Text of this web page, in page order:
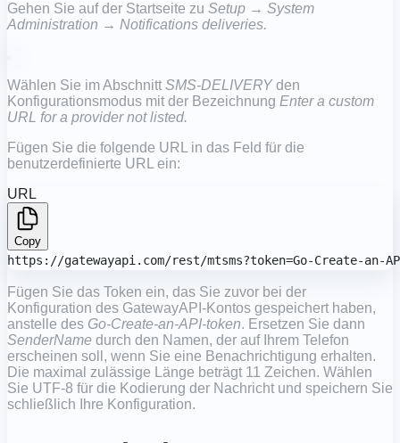
Gehen Sie auf der Startseite zu Setup → System
Administration → Notifications deliveries.
Wählen Sie im AbschnittSMS-DELIVERY den
Konfigurationsmodus mit der Bezeichnung Enter a custom
URL for a provider not listed.
Fügen Sie die folgende URL in das Feld für die
benutzerdefinierte URL ein:
URL
Copy
https://gatewayapi.com/rest/mtsms?token=Go-Create-an-API-
Fügen Sie das Token ein, das Sie zuvor bei der
Konfiguration des GatewayAPI-Kontos gespeichert haben,
anstelle des Go-Create-an-API-token. Ersetzen Sie dann
SenderName durch den Namen, der auf Ihrem Telefon
erscheinen soll, wenn Sie eine Benachrichtigung erhalten.
Die maximal zulässige Länge beträgt 11 Zeichen. Wählen
Sie UTF-8 für die Kodierung der Nachricht und speichern Sie
schließlich Ihre Konfiguration.